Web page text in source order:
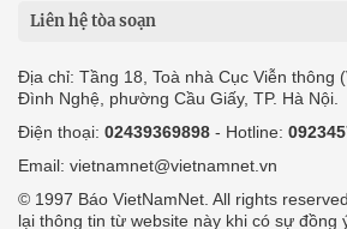
Liên hệ tòa soạn
Địa chỉ: Tầng 18, Toà nhà Cục Viễn thông
Đình Nghệ, phường Cầu Giấy, TP. Hà Nội.
Điện thoại: 02439369898 - Hotline:
Email: vietnamnet@vietnamnet.vn
© 1997 Báo VietNamNet. All rights
lại thông tin từ website này khi có sự đồng